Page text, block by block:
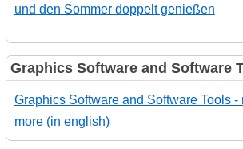
und den Sommer doppelt genießen
Graphics Software and Software
Graphics Software and Software Tools -
more (in english)